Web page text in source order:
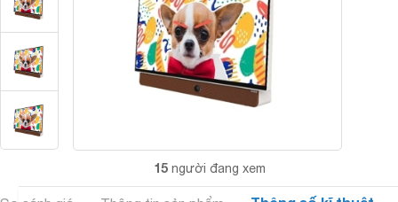
15 người đang xem